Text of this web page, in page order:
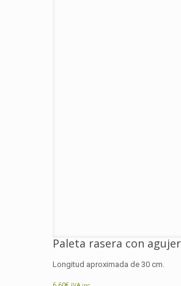
Paleta rasera con
Longitud aproximada de 30 cm.